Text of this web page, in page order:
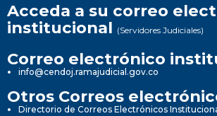
Acceda a su correo
institucional (Servidores Judiciales)
Correo electrónico
info@cendoj.ramajudicial.gov.co
Otros Correos
Directorio de Correos Electrónicos